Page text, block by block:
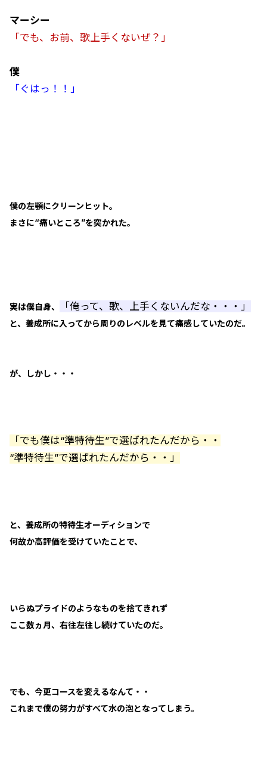
マーシー
「でも、お前、歌上手くないぜ？」
僕
「ぐはっ！！」
僕の左顎にクリーンヒット。
まさに“痛いところ”を突かれた。
実は僕自身、 「俺って、歌、上手くないんだな・・・」
と、養成所に入ってから周りのレベルを見て痛感していたのだ。
が、しかし・・・
「でも僕は“準特待生”で選ばれたんだから・・
“準特待生”で選ばれたんだから・・」
と、養成所の特待生オーディションで
何故か高評価を受けていたことで、
いらぬプライドのようなものを捨てきれず
ここ数ヵ月、右往左往し続けていたのだ。
でも、今更コースを変えるなんて・・
これまで僕の努力がすべて水の泡となってしまう。